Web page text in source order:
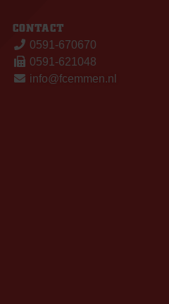
CONTACT
0591-670670
0591-621048
info@fcemmen.nl